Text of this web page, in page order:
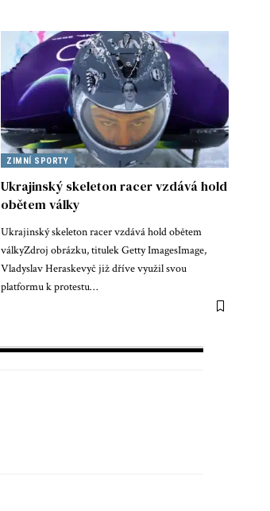
ZIMNÍ SPORTY
Ukrajinský skeleton racer vzdává hold
obětem války
Ukrajinský skeleton racer vzdává hold obětem
válkyZdroj obrázku, titulek Getty ImagesImage,
Vladyslav Heraskevyč již dříve využil svou
platformu k protestu…